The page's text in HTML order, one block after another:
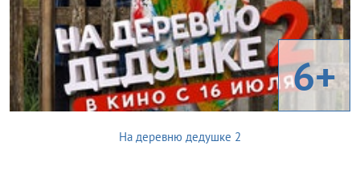
6+
На деревню дедушке 2